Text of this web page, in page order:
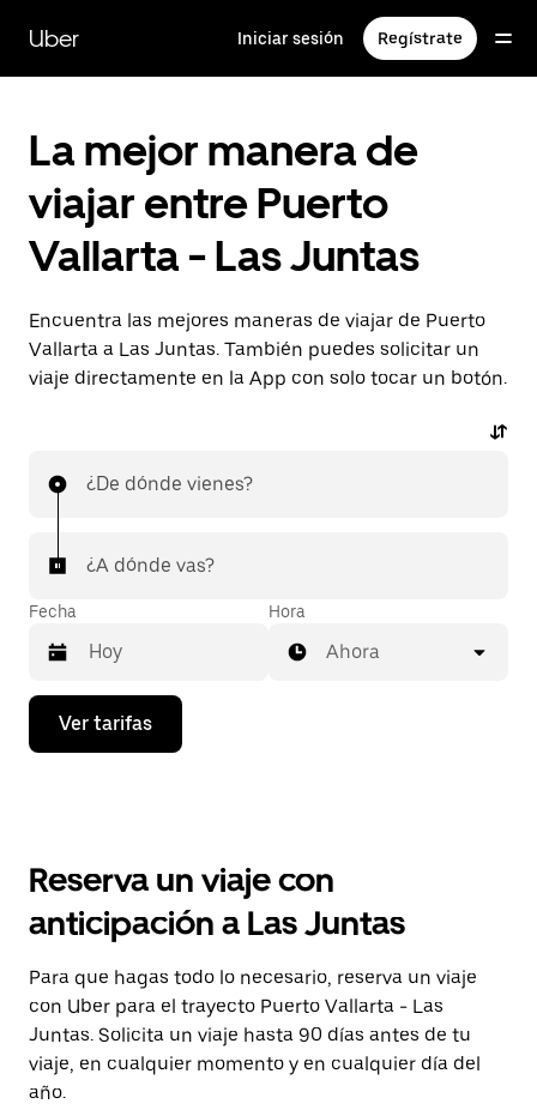
contenido
principal
Uber Iniciar sesión Regístrate
La mejor manera de
viajar entre Puerto
Vallarta - Las Juntas
Encuentra las mejores maneras de viajar de Puerto
Vallarta a Las Juntas. También puedes solicitar un
viaje directamente en la App con solo tocar un botón.
¿De dónde vienes?
¿A dónde vas?
Fecha
Presiona
flecha
el
y
selecciona
una
fecha.
Presiona
la
tecla Esc
para
cerrar
Hora
Ahora
Ver tarifas
Reserva un viaje con
anticipación a Las Juntas
Para que hagas todo lo necesario, reserva un viaje
con Uber para el trayecto Puerto Vallarta - Las
Juntas. Solicita un viaje hasta 90 días antes de tu
viaje, en cualquier momento y en cualquier día del
año.